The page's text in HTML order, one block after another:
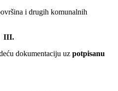
i drugih komunalnih
III.
dokumentaciju uz potpisanu